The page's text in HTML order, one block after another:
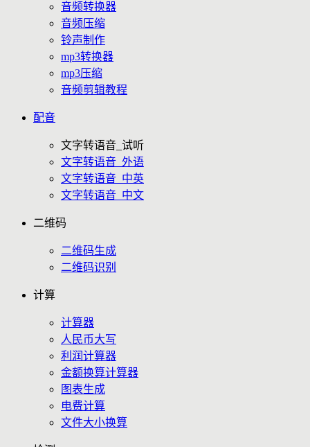
音频转换器
音频压缩
铃声制作
mp3转换器
mp3压缩
音频剪辑教程
配音
文字转语音_试听
文字转语音_外语
文字转语音_中英
文字转语音_中文
二维码
二维码生成
二维码识别
计算
计算器
人民币大写
利润计算器
金额换算计算器
图表生成
电费计算
文件大小换算